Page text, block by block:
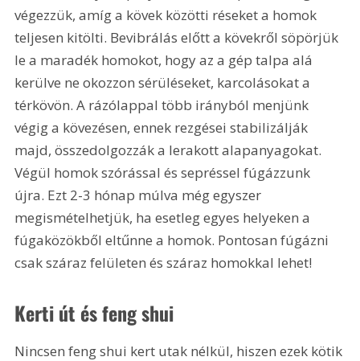
végezzük, amíg a kövek közötti réseket a homok
teljesen kitölti. Bevibrálás előtt a kövekről söpörjük
le a maradék homokot, hogy az a gép talpa alá
kerülve ne okozzon sérüléseket, karcolásokat a
térkövön. A rázólappal több irányból menjünk
végig a kövezésen, ennek rezgései stabilizálják
majd, összedolgozzák a lerakott alapanyagokat.
Végül homok szórással és sepréssel fúgázzunk
újra. Ezt 2-3 hónap múlva még egyszer
megismételhetjük, ha esetleg egyes helyeken a
fúgaközökből eltűnne a homok. Pontosan fúgázni
csak száraz felületen és száraz homokkal lehet!
Kerti út és feng shui
Nincsen feng shui kert utak nélkül, hiszen ezek kötik